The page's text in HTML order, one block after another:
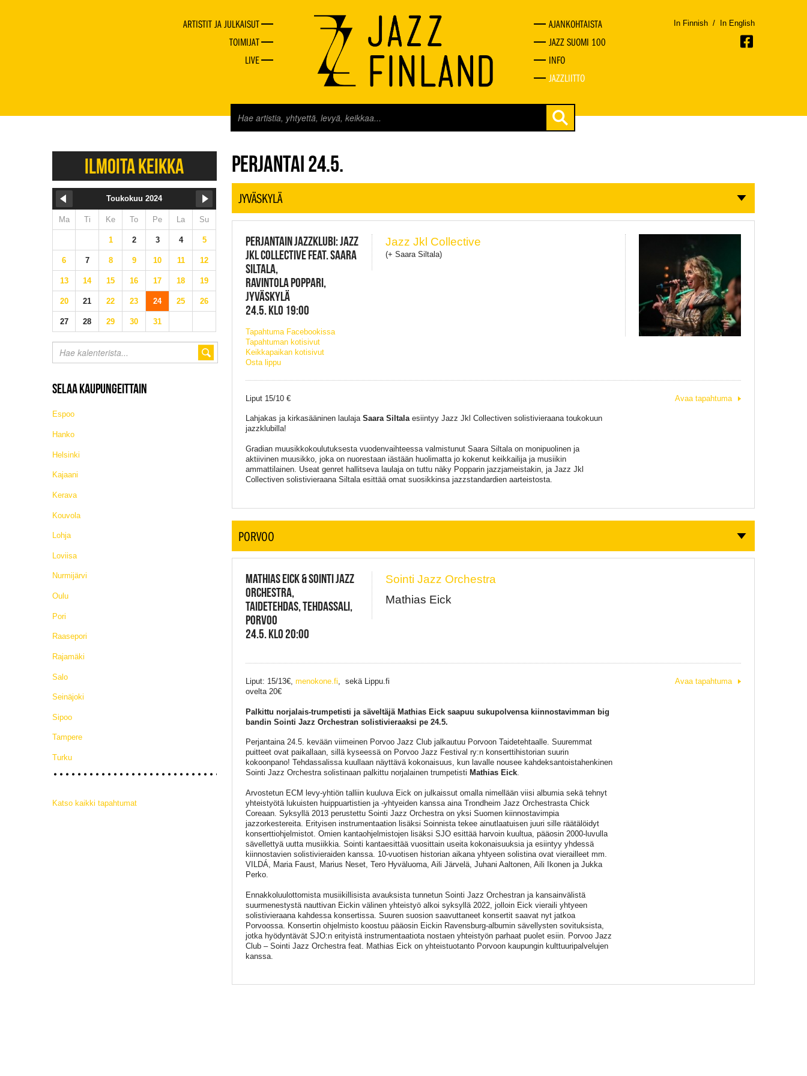
ARTISTIT JA JULKAISUT
TOIMIJAT
LIVE
AJANKOHTAISTA
JAZZ SUOMI 100
INFO
JAZZLIITTO
In Finnish / In English
ILMOITA KEIKKA
Toukokuu 2024
Ma Ti Ke To Pe La Su
1 2 3 4 5
6 7 8 9 10 11 12
13 14 15 16 17 18 19
20 21 22 23 24 25 26
27 28 29 30 31
SELAA KAUPUNGEITTAIN
Espoo
Hanko
Helsinki
Kajaani
Kerava
Kouvola
Lohja
Loviisa
Nurmijärvi
Oulu
Pori
Raasepori
Rajamäki
Salo
Seinäjoki
Sipoo
Tampere
Turku
Katso kaikki tapahtumat
JAZZ FINLAND LIVE
PERJANTAI 24.5.
JYVÄSKYLÄ
PERJANTAIN JAZZKLUBI: JAZZ
JKL COLLECTIVE FEAT. SAARA
SILTALA,
RAVINTOLA POPPARI,
JYVÄSKYLÄ
24.5. KLO 19:00
Tapahtuma Facebookissa
Tapahtuman kotisivut
Keikkapaikan kotisivut
Osta lippu
Jazz Jkl Collective
(+ Saara Siltala)
Liput 15/10 €
Lahjakas ja kirkasääninen laulaja Saara Siltalaesiintyy Jazz Jkl Collectiven solistivieraana toukokuun
jazzklubilla!
Gradian muusikkokoulutuksesta vuodenvaihteessa valmistunut Saara Siltala on monipuolinen ja
aktiivinen muusikko, joka on nuorestaan iästään huolimatta jo kokenut keikkailija ja musiikin
ammattilainen. Useat genret hallitseva laulaja on tuttu näky Popparin jazzjameistakin, ja Jazz Jkl
Collectiven solistivieraana Siltala esittää omat suosikkinsa jazzstandardien aarteistosta.
Avaa tapahtuma
PORVOO
MATHIAS EICK & SOINTI JAZZ
ORCHESTRA,
TAIDETEHDAS, TEHDASSALI,
PORVOO
24.5. KLO 20:00
Sointi Jazz Orchestra
Mathias Eick
Liput: 15/13€, menokone.fi, sekä Lippu.fi
ovelta 20€
Palkittu norjalais-trumpetisti ja säveltäjä Mathias Eick saapuu sukupolvensa kiinnostavimman big
bandin Sointi Jazz Orchestran solistivieraaksi pe 24.5.
Perjantaina 24.5. kevään viimeinen Porvoo Jazz Club jalkautuu Porvoon Taidetehtaalle. Suuremmat
puitteet ovat paikallaan, sillä kyseessä on Porvoo Jazz Festival ry:n konserttihistorian suurin
kokoonpano! Tehdassalissa kuullaan näyttävä kokonaisuus, kun lavalle nousee kahdeksantoistahenkinen
Sointi Jazz Orchestra solistinaan palkittu norjalainen trumpetisti Mathias Eick.
Arvostetun ECM levy-yhtiön talliin kuuluva Eick on julkaissut omalla nimellään viisi albumia sekä tehnyt
yhteistyötä lukuisten huippuartistien ja -yhtyeiden kanssa aina Trondheim Jazz Orchestrasta Chick
Coreaan. Syksyllä 2013 perustettu Sointi Jazz Orchestra on yksi Suomen kiinnostavimpia
jazzorkestereita. Erityisen instrumentaation lisäksi Soinnista tekee ainutlaatuisen juuri sille räätälöidyt
konserttiohjelmistot. Omien kantaohjelmistojen lisäksi SJO esittää harvoin kuultua, pääosin 2000-luvulla
sävellettyä uutta musiikkia. Sointi kantaesittää vuosittain useita kokonaisuuksia ja esiintyy yhdessä
kiinnostavien solistivieraiden kanssa. 10-vuotisen historian aikana yhtyeen solistina ovat vierailleet mm.
VILDÁ, Maria Faust, Marius Neset, Tero Hyväluoma, Aili Järvelä, Juhani Aaltonen, Aili Ikonen ja Jukka
Perko.
Ennakkoluulottomista musiikillisista avauksista tunnetun Sointi Jazz Orchestran ja kansainvälistä
suurmenestystä nauttivan Eickin välinen yhteistyö alkoi syksyllä 2022, jolloin Eick vieraili yhtyeen
solistivieraana kahdessa konsertissa. Suuren suosion saavuttaneet konsertit saavat nyt jatkoa
Porvoossa. Konsertin ohjelmisto koostuu pääosin Eickin Ravensburg-albumin sävellysten sovituksista,
jotka hyödyntävät SJO:n erityistä instrumentaatiota nostaen yhteistyön parhaat puolet esiin. Porvoo Jazz
Club – Sointi Jazz Orchestra feat. Mathias Eick on yhteistuotanto Porvoon kaupungin kulttuuripalvelujen
kanssa.
Avaa tapahtuma